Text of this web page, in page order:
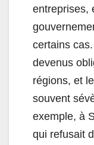
entreprises,
certains
devenus
régions, et
souvent
exemple, à
qui refusait